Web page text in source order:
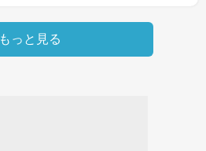
もっと見る